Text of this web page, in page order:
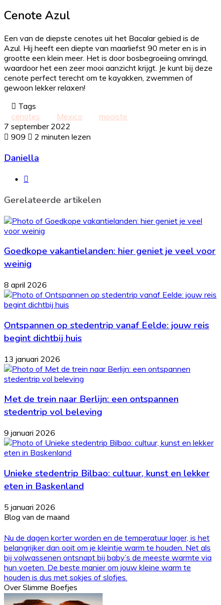
Cenote Azul
Een van de diepste cenotes uit het Bacalar gebied is de
Azul. Hij heeft een diepte van maarliefst 90 meter en is in
grootte een klein meer. Het is door bosbegroeiing omringd,
waardoor het een zeer mooi aanzicht krijgt. Je kunt bij deze
cenote perfect terecht om te kayakken, zwemmen of
gewoon lekker relaxen!
Tags
cenotes
Mexico
mooiste
7 september 2022
909
2 minuten lezen
Daniella
Gerelateerde artikelen
Goedkope vakantielanden: hier geniet je veel voor
weinig
8 april 2026
Ontspannen op stedentrip vanaf Eelde: jouw reis
begint dichtbij huis
13 januari 2026
Met de trein naar Berlijn: een ontspannen
stedentrip vol beleving
9 januari 2026
Unieke stedentrip Bilbao: cultuur, kunst en lekker
eten in Baskenland
5 januari 2026
Blog van de maand
Nu de dagen korter worden en de temperatuur lager, is het
belangrijker dan ooit om je kleintje warm te houden. Net als
bij volwassenen ontsnapt bij baby’s de meeste warmte via
hun voeten. De beste manier om jouw kleine warm te
houden is dus met sokjes of slofjes.
Over Slimme Boefjes